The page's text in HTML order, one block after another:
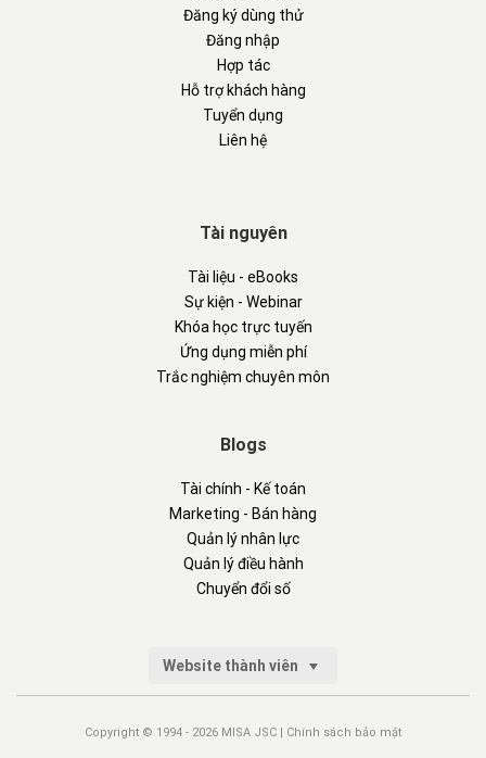
Đăng ký dùng thử
Đăng nhập
Hợp tác
Hỗ trợ khách hàng
Tuyển dụng
Liên hệ
Tài nguyên
Tài liệu - eBooks
Sự kiện - Webinar
Khóa học trực tuyến
Ứng dụng miễn phí
Trắc nghiệm chuyên môn
Blogs
Tài chính - Kế toán
Marketing - Bán hàng
Quản lý nhân lực
Quản lý điều hành
Chuyển đổi số
Website thành viên
Copyright © 1994 - 2026 MISA JSC | Chính sách bảo mật